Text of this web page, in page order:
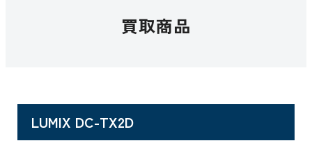
買取商品
LUMIX DC-TX2D